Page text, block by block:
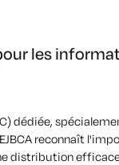
les
dédiée,
EJBCA reconnaît
distribution